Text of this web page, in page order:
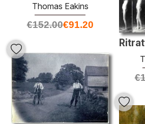
Thomas Eakins
€152.00€91.20
€